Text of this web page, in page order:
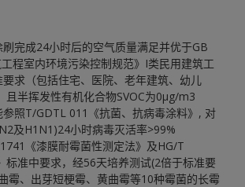
完成24小时后的空气质量满足并优于GB
程室内环境污染控制规范》I类民用建筑工
求（包括住宅、医院、老年建筑、幼儿
且半挥发性有机化合物SVOC为0μg/m3
照T/GDTL 011《抗菌、抗病毒涂料》, 对
及H1N1)24小时病毒灭活率>99%
《漆膜耐霉菌性测定法》及HG/T
标准中要求，经56天培养测试(2倍于标准要
霉、出芽短梗霉、黄曲霉等10种霉菌的长霉